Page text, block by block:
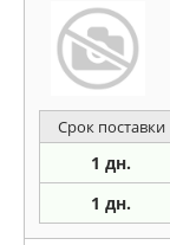
Срок поставки
1 дн.
1 дн.